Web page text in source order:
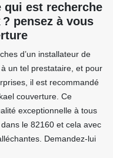
qui est recherche
pensez à vous
d’un installateur de
un tel prestataire, et pour
il est recommandé
couverture. Ce
exceptionnelle à tous
le 82160 et cela avec
Demandez-lui